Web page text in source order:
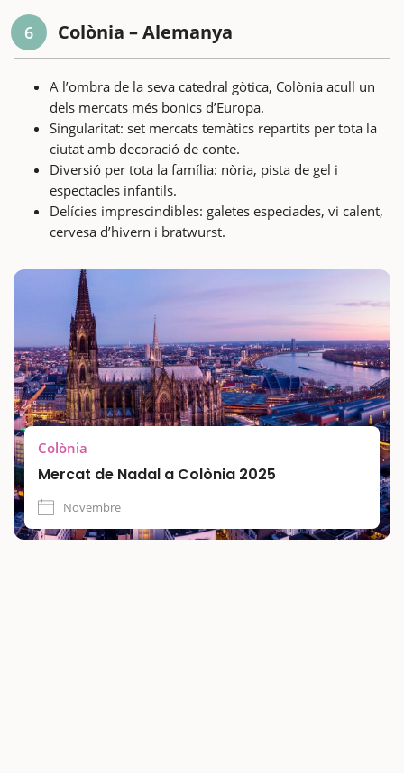
6 Colònia – Alemanya
A l’ombra de la seva catedral gòtica, Colònia acull un
dels mercats més bonics d’Europa.
Singularitat: set mercats temàtics repartits per tota la
ciutat amb decoració de conte.
Diversió per tota la família: nòria, pista de gel i
espectacles infantils.
Delícies imprescindibles: galetes especiades, vi calent,
cervesa d’hivern i bratwurst.
Colònia
Mercat de Nadal a Colònia 2025
Novembre